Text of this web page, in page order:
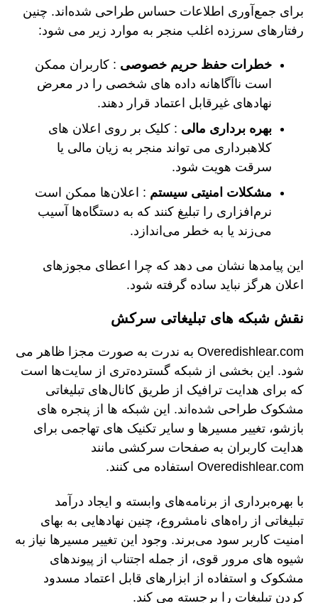
برای جمع‌آوری اطلاعات حساس طراحی شده‌اند. چنین
رفتارهای سرزده اغلب منجر به موارد زیر می شود:
خطرات حفظ حریم خصوصی : کاربران ممکن
است ناآگاهانه داده های شخصی را در معرض
نهادهای غیرقابل اعتماد قرار دهند.
بهره برداری مالی : کلیک بر روی اعلان های
کلاهبرداری می تواند منجر به زیان مالی یا
سرقت هویت شود.
مشکلات امنیتی سیستم : اعلان‌ها ممکن است
نرم‌افزاری را تبلیغ کنند که به دستگاه‌ها آسیب
می‌زند یا به خطر می‌اندازد.
این پیامدها نشان می دهد که چرا اعطای مجوزهای
اعلان هرگز نباید ساده گرفته شود.
نقش شبکه های تبلیغاتی سرکش
Overedishlear.com به ندرت به صورت مجزا ظاهر می
شود. این بخشی از شبکه گسترده‌تری از سایت‌ها است
که برای هدایت ترافیک از طریق کانال‌های تبلیغاتی
مشکوک طراحی شده‌اند. این شبکه ها از پنجره های
بازشو، تغییر مسیرها و سایر تکنیک های تهاجمی برای
هدایت کاربران به صفحات سرکشی مانند
Overedishlear.com استفاده می کنند.
با بهره‌برداری از برنامه‌های وابسته و ایجاد درآمد
تبلیغاتی از راه‌های نامشروع، چنین نهادهایی به بهای
امنیت کاربر سود می‌برند. وجود این تغییر مسیرها نیاز به
شیوه های مرور قوی، از جمله اجتناب از پیوندهای
مشکوک و استفاده از ابزارهای قابل اعتماد مسدود
کردن تبلیغات را برجسته می کند.